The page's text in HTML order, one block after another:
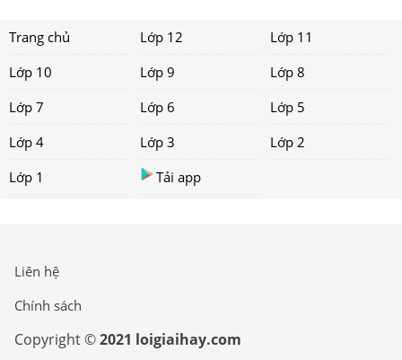
Trang chủ Lớp 12
Lớp 11
Lớp 10
Lớp 9
Lớp 8
Lớp 7
Lớp 6
Lớp 5
Lớp 4
Lớp 3
Lớp 2
Lớp 1
Tải app
Liên hệ
Chính sách
Copyright ©2021 loigiaihay.com